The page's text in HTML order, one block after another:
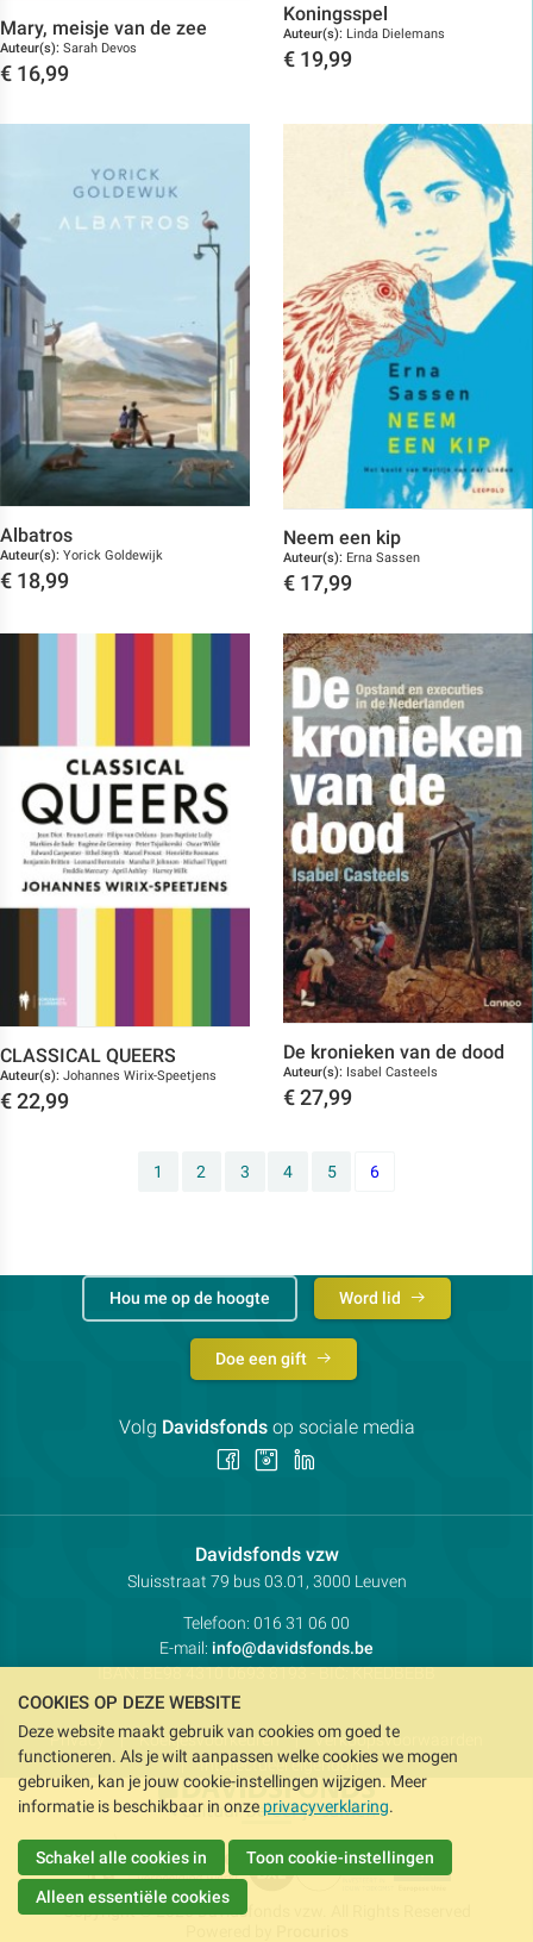
Mary, meisje van de zee
Auteur(s): Sarah Devos
€ 16,99
Koningsspel
Auteur(s): Linda Dielemans
€ 19,99
Albatros
Auteur(s): Yorick Goldewijk
€ 18,99
Neem een kip
Auteur(s): Erna Sassen
€ 17,99
CLASSICAL QUEERS
Auteur(s): Johannes Wirix-Speetjens
€ 22,99
De kronieken van de dood
Auteur(s): Isabel Casteels
€ 27,99
1 2 3 4 5 6
Davidsfonds vzwContactpersoon:
Adres:
Sluisstraat 79 bus 03.01, 3000 Leuven
Telefoon: 016 31 06 00
E-mail: info@davidsfonds.be
IBAN:BE98 4310 0693 8193- BIC:KREDBEBB
Privacy Koekjesvoorkeuren
Verkoopsvoorwaarden
Intellectueel eigendom
Hou me op de hoogte Word lid
Doe een gift
Volg Davidsfondsop sociale media
Volg
ons
Volg
Copyright © 2026 Davidsfonds vzw. All Rights Reserved
COOKIES OP DEZE WEBSITE
Deze website maakt gebruik van cookies om goed te
functioneren. Als je wilt aanpassen welke cookies we mogen
gebruiken, kan je jouw cookie-instellingen wijzigen. Meer
informatie is beschikbaar in onzeprivacyverklaring.
Schakel alle cookies in Toon cookie-instellingen
Alleen essentiële cookies